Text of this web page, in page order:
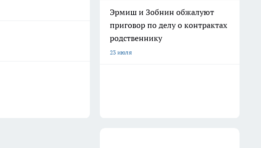
Эрмиш и Зобнин обжалуют
приговор по делу о контрактах
родственнику
23 июля